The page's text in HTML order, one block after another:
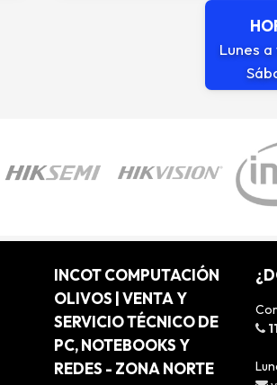
Lunes
INCOT COMPUTACIÓN
OLIVOS | VENTA Y
SERVICIO TÉCNICO DE
PC, NOTEBOOKS Y
REDES - ZONA NORTE